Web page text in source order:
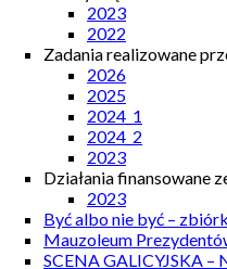
2023
2022
Zadania realizowane
2026
2025
2024_1
2024_2
2023
Działania finansowane
2023
Być albo nie być –
Mauzoleum
SCENA GALICYJSKA